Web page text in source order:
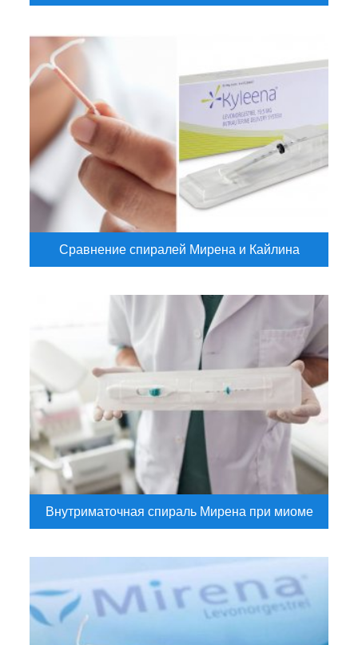
Сравнение спиралей Мирена и Кайлина
Внутриматочная спираль Мирена при миоме